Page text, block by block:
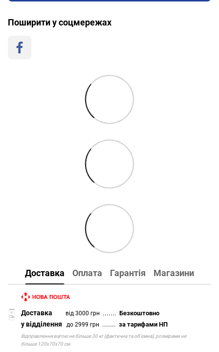
Поширити у соцмережах
Доставка Оплата Гарантія Магазини
Доставка від 3000 грн .......Безкоштовно
у відділення до 2999 грн .......за тарифами НП
Відправлення вагою не більше 30 кг (фактична та об'ємна), розмірами не
більше 120х70х70 см